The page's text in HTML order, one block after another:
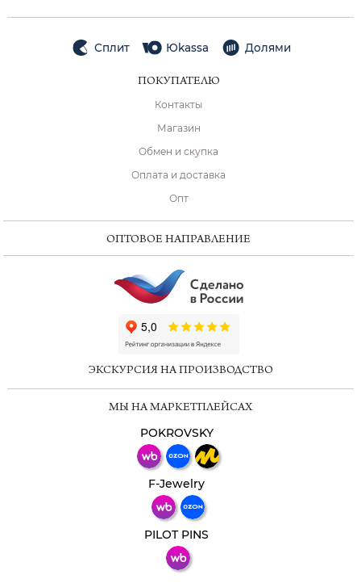
Сплит Юkassa Долями
ПОКУПАТЕЛЮ
Контакты
Магазин
Обмен и скупка
Оплата и доставка
Опт
ОПТОВОЕ НАПРАВЛЕНИЕ
ЭКСКУРСИЯ НА ПРОИЗВОДСТВО
МЫ НА МАРКЕТПЛЕЙСАХ
POKROVSKY
F-Jewelry
PILOT PINS